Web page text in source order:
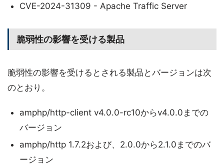
CVE-2024-31309 - Apache Traffic Server
脆弱性の影響を受ける製品
脆弱性の影響を受けるとされる製品とバージョンは次
のとおり。
amphp/http-client v4.0.0-rc10からv4.0.0までの
バージョン
amphp/http 1.7.2および、2.0.0から2.1.0までのバ
ージョン